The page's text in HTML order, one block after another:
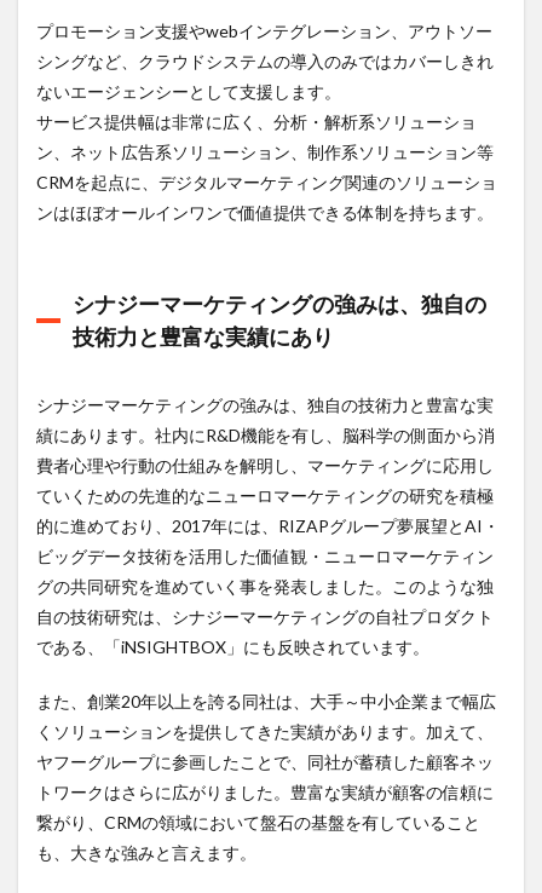
マー
ケテ
ィン
所在
地・
オフ
ィス
マー
ケテ
ィン
シナ
ジー
マー
ケテ
ィン
グに
転職
ため
に
3
シナ
ジー
マー
ケテ
ィン
の採
プロモーション支援やwebインテグレーション、アウトソー
シングなど、クラウドシステムの導入のみではカバーしきれ
ないエージェンシーとして支援します。
サービス提供幅は非常に広く、分析・解析系ソリューショ
ン、ネット広告系ソリューション、制作系ソリューション等
CRMを起点に、デジタルマーケティング関連のソリューショ
ンはほぼオールインワンで価値提供できる体制を持ちます。
シナジーマーケティングの強みは、独自の
技術力と豊富な実績にあり
シナジーマーケティングの強みは、独自の技術力と豊富な実
績にあります。社内にR&D機能を有し、脳科学の側面から消
費者心理や行動の仕組みを解明し、マーケティングに応用し
ていくための先進的なニューロマーケティングの研究を積極
的に進めており、2017年には、RIZAPグループ夢展望とAI・
ビッグデータ技術を活用した価値観・ニューロマーケティン
グの共同研究を進めていく事を発表しました。このような独
自の技術研究は、シナジーマーケティングの自社プロダクト
である、「iNSIGHTBOX」にも反映されています。
また、創業20年以上を誇る同社は、大手～中小企業まで幅広
くソリューションを提供してきた実績があります。加えて、
ヤフーグループに参画したことで、同社が蓄積した顧客ネッ
トワークはさらに広がりました。豊富な実績が顧客の信頼に
繋がり、CRMの領域において盤石の基盤を有していること
も、大きな強みと言えます。